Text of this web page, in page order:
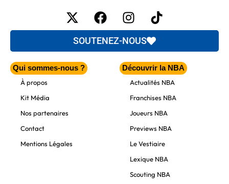
X-
twitter
FacebookInstagram
Tiktok
SOUTENEZ-NOUS
Qui sommes-nous ?
À propos
Kit Média
Nos partenaires
Contact
Mentions Légales
Découvrir la NBA
Actualités NBA
Franchises NBA
Joueurs NBA
Previews NBA
Le Vestiaire
Lexique NBA
Scouting NBA